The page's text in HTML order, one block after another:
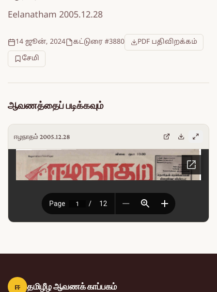
Eelanatham 2005.12.28
14 ஜூன், 2024 கட்டுரை #3880
PDF பதிவிறக்கம்
சேமி
ஆவணத்தைப் படிக்கவும்
ஈழநாதம் 2005.12.28
ஈ தமிழீழ ஆவணக் காப்பகம்